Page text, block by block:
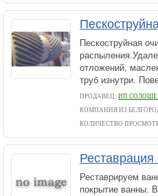
Пескоструйная
отложений,
труб изнутри.
ПРОДАВЕЦ: ИП
КОМПАНИЯ ИЗ
КОЛИЧЕСТВО
Реставрируем
покрытие ванны.